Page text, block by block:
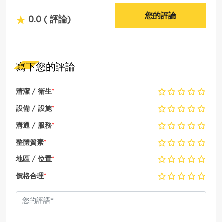
0.0 ( 評論) 您的評論
寫下您的評論
清潔 / 衛生*
設備 / 設施*
溝通 / 服務*
整體質素*
地區 / 位置*
價格合理*